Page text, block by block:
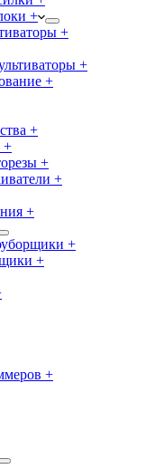
+
+
+
+
+
+
+
+
+
+
+
+